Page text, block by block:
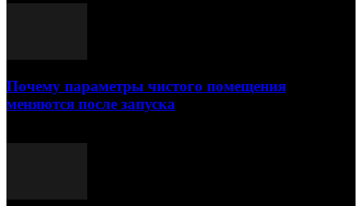
Почему параметры чистого помещения
меняются после запуска